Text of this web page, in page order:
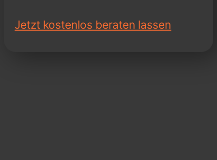
Jetzt kostenlos beraten lassen